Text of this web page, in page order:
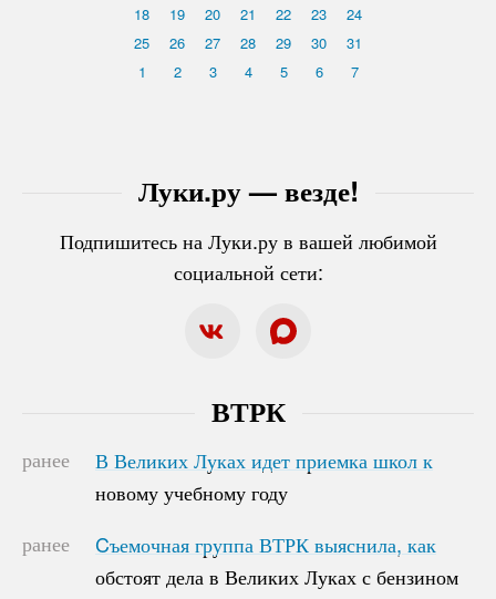
Луки.ру — везде!
Подпишитесь на Луки.ру в вашей любимой
социальной сети:
18
19 20 21 22 23
24
25
26 27 28 29 30
31
1
2 3 4 5 6 7
ВТРК
ранее
В Великих Луках идет приемка школ к
новому учебному году
В Великих Луках идет приемка школ к
новому учебному году
ранее
Cъемочная группа ВТРК выяснила, как
обстоят дела в Великих Луках с бензином
Cъемочная группа ВТРК выяснила, как
обстоят дела в Великих Луках с бензином